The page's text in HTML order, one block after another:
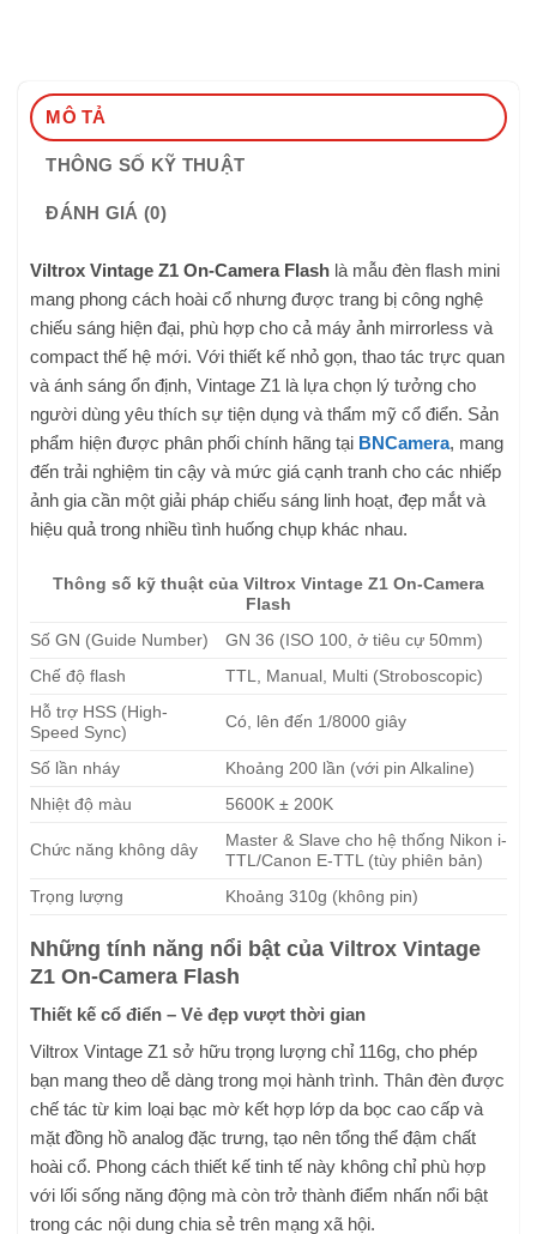
MÔ TẢ
THÔNG SỐ KỸ THUẬT
ĐÁNH GIÁ (0)
Viltrox Vintage Z1 On-Camera Flash là mẫu đèn flash mini
mang phong cách hoài cổ nhưng được trang bị công nghệ
chiếu sáng hiện đại, phù hợp cho cả máy ảnh mirrorless và
compact thế hệ mới. Với thiết kế nhỏ gọn, thao tác trực quan
và ánh sáng ổn định, Vintage Z1 là lựa chọn lý tưởng cho
người dùng yêu thích sự tiện dụng và thẩm mỹ cổ điển. Sản
phẩm hiện được phân phối chính hãng tại BNCamera, mang
đến trải nghiệm tin cậy và mức giá cạnh tranh cho các nhiếp
ảnh gia cần một giải pháp chiếu sáng linh hoạt, đẹp mắt và
hiệu quả trong nhiều tình huống chụp khác nhau.
Thông số kỹ thuật của Viltrox Vintage Z1 On-Camera
Flash
Số GN (Guide Number)
GN 36 (ISO 100, ở tiêu cự 50mm)
Chế độ flash
TTL, Manual, Multi (Stroboscopic)
Hỗ trợ HSS (High-
Speed Sync)
Có, lên đến 1/8000 giây
Số lần nháy
Khoảng 200 lần (với pin Alkaline)
Nhiệt độ màu
5600K ± 200K
Chức năng không dây
Master & Slave cho hệ thống Nikon i-
TTL/Canon E-TTL (tùy phiên bản)
Trọng lượng
Khoảng 310g (không pin)
Những tính năng nổi bật của Viltrox Vintage
Z1 On-Camera Flash
Thiết kế cổ điển – Vẻ đẹp vượt thời gian
Viltrox Vintage Z1 sở hữu trọng lượng chỉ 116g, cho phép
bạn mang theo dễ dàng trong mọi hành trình. Thân đèn được
chế tác từ kim loại bạc mờ kết hợp lớp da bọc cao cấp và
mặt đồng hồ analog đặc trưng, tạo nên tổng thể đậm chất
hoài cổ. Phong cách thiết kế tinh tế này không chỉ phù hợp
với lối sống năng động mà còn trở thành điểm nhấn nổi bật
trong các nội dung chia sẻ trên mạng xã hội.